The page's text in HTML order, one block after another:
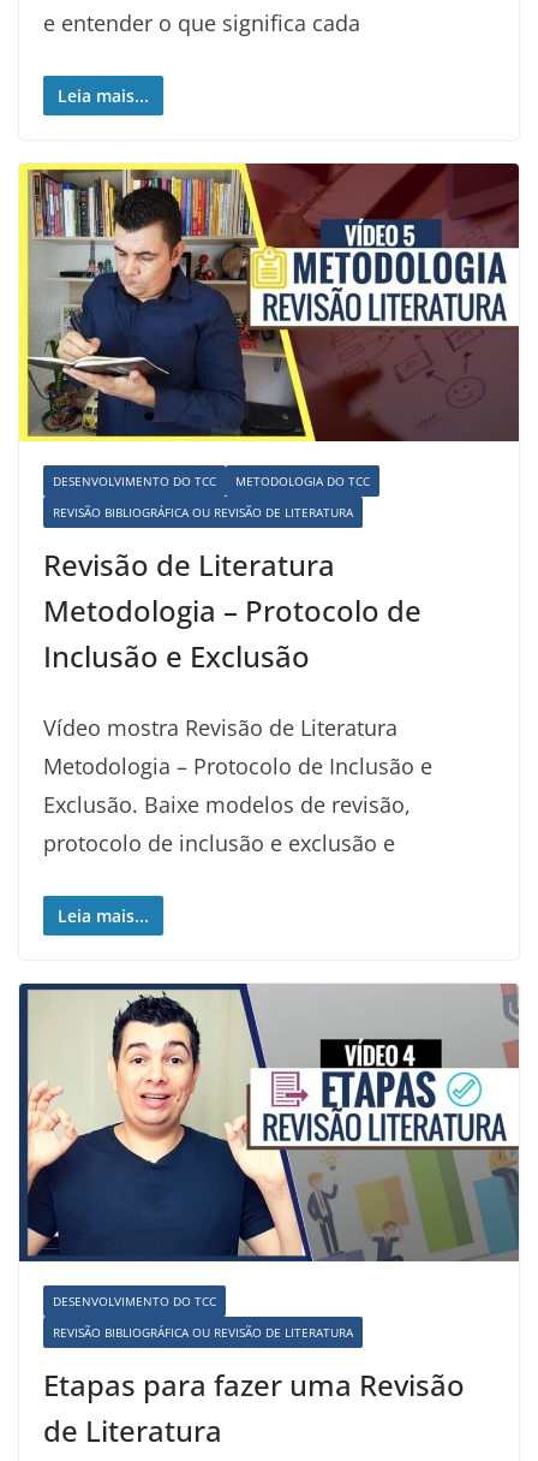
e entender o que significa cada
Leia mais...
DESENVOLVIMENTO DO TCC
METODOLOGIA DO TCC
REVISÃO BIBLIOGRÁFICA OU REVISÃO DE LITERATURA
Revisão de Literatura
Metodologia – Protocolo de
Inclusão e Exclusão
Vídeo mostra Revisão de Literatura
Metodologia – Protocolo de Inclusão e
Exclusão. Baixe modelos de revisão,
protocolo de inclusão e exclusão e
Leia mais...
DESENVOLVIMENTO DO TCC
REVISÃO BIBLIOGRÁFICA OU REVISÃO DE LITERATURA
Etapas para fazer uma Revisão
de Literatura